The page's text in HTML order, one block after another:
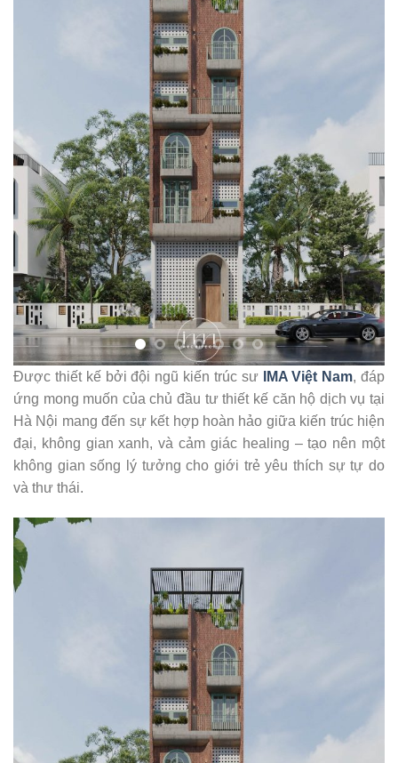
Được thiết kế bởi đội ngũ kiến trúc sư IMA Việt Nam, đáp
ứng mong muốn của chủ đầu tư thiết kế căn hộ dịch vụ tại
Hà Nội mang đến sự kết hợp hoàn hảo giữa kiến trúc hiện
đại, không gian xanh, và cảm giác healing – tạo nên một
không gian sống lý tưởng cho giới trẻ yêu thích sự tự do
và thư thái.